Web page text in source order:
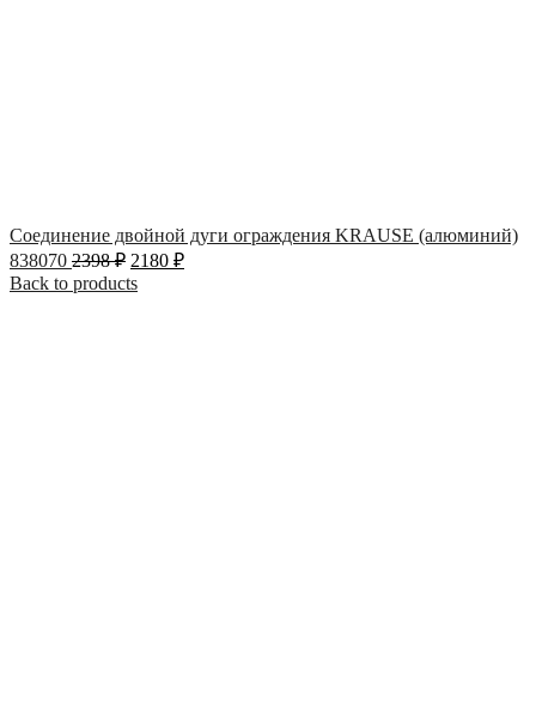
Соединение двойной дуги ограждения KRAUSE (алюминий)
838070 2398₽ 2180 ₽
Back to products